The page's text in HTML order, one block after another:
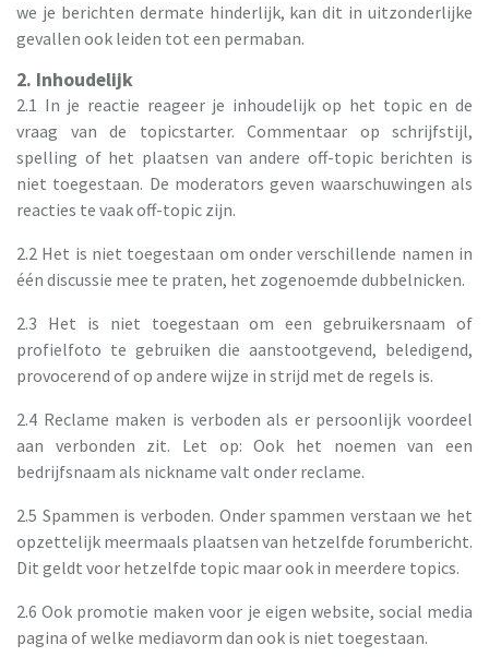
we je berichten dermate hinderlijk, kan dit in uitzonderlijke
gevallen ook leiden tot een permaban.
2. Inhoudelijk
2.1 In je reactie reageer je inhoudelijk op het topic en de
vraag van de topicstarter. Commentaar op schrijfstijl,
spelling of het plaatsen van andere off-topic berichten is
niet toegestaan. De moderators geven waarschuwingen als
reacties te vaak off-topic zijn.
2.2 Het is niet toegestaan om onder verschillende namen in
één discussie mee te praten, het zogenoemde dubbelnicken.
2.3 Het is niet toegestaan om een gebruikersnaam of
profielfoto te gebruiken die aanstootgevend, beledigend,
provocerend of op andere wijze in strijd met de regels is.
2.4 Reclame maken is verboden als er persoonlijk voordeel
aan verbonden zit. Let op: Ook het noemen van een
bedrijfsnaam als nickname valt onder reclame.
2.5 Spammen is verboden. Onder spammen verstaan we het
opzettelijk meermaals plaatsen van hetzelfde forumbericht.
Dit geldt voor hetzelfde topic maar ook in meerdere topics.
2.6 Ook promotie maken voor je eigen website, social media
pagina of welke mediavorm dan ook is niet toegestaan.